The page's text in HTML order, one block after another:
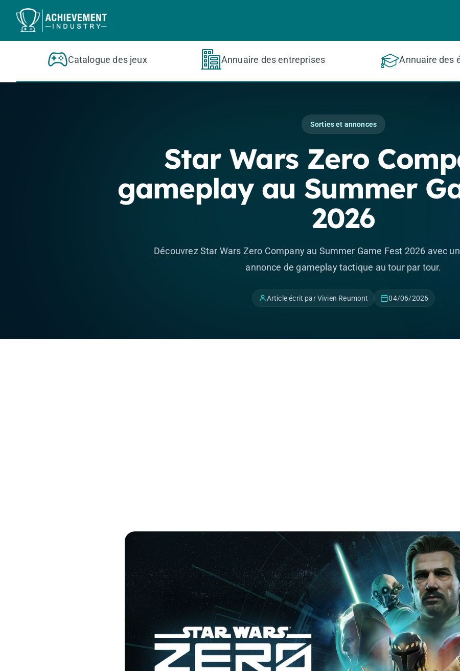
Aller au contenu principal
Catalogue des jeux Annuaire des entreprises Annuaire des
Sorties et annonces
Star Wars Zero
gameplay au Summer
2026
Découvrez Star Wars Zero Company au Summer Game Fest 2026 avec
annonce de gameplay tactique au tour par tour.
Article écrit par Vivien Reumont 04/06/2026